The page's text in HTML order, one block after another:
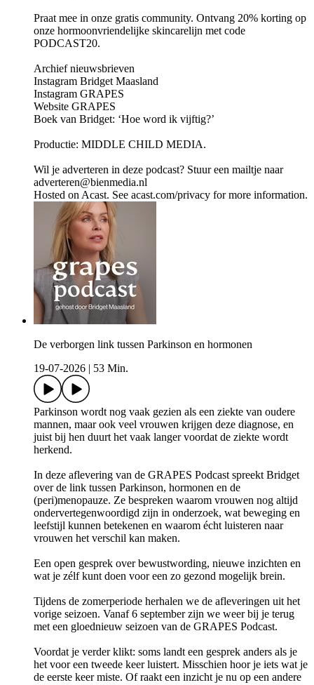
Praat mee in onze gratis community. Ontvang 20% korting op
onze hormoonvriendelijke skincarelijn met code
PODCAST20.
Archief nieuwsbrieven
Instagram Bridget Maasland
Instagram GRAPES
Website GRAPES
Boek van Bridget: ‘Hoe word ik vijftig?’
Productie: MIDDLE CHILD MEDIA.
Wil je adverteren in deze podcast? Stuur een mailtje naar
adverteren@bienmedia.nl
Hosted on Acast. See acast.com/privacy for more information.
De verborgen link tussen Parkinson en hormonen
19-07-2026
53 Min.
Parkinson wordt nog vaak gezien als een ziekte van oudere
mannen, maar ook veel vrouwen krijgen deze diagnose, en
juist bij hen duurt het vaak langer voordat de ziekte wordt
herkend.
In deze aflevering van de GRAPES Podcast spreekt Bridget
over de link tussen Parkinson, hormonen en de
(peri)menopauze. Ze bespreken waarom vrouwen nog altijd
ondervertegenwoordigd zijn in onderzoek, wat beweging en
leefstijl kunnen betekenen en waarom écht luisteren naar
vrouwen het verschil kan maken.
Een open gesprek over bewustwording, nieuwe inzichten en
wat je zélf kunt doen voor een zo gezond mogelijk brein.
Tijdens de zomerperiode herhalen we de afleveringen uit het
vorige seizoen. Vanaf 6 september zijn we weer bij je terug
met een gloednieuw seizoen van de GRAPES Podcast.
Voordat je verder klikt: soms landt een gesprek anders als je
het voor een tweede keer luistert. Misschien hoor je iets wat je
de eerste keer miste. Of raakt een inzicht je nu op een andere